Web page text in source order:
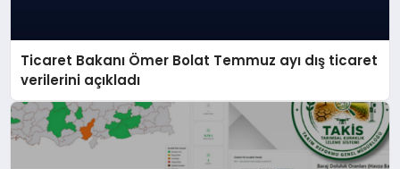
Ticaret Bakanı Ömer Bolat Temmuz ayı dış ticaret
verilerini açıkladı